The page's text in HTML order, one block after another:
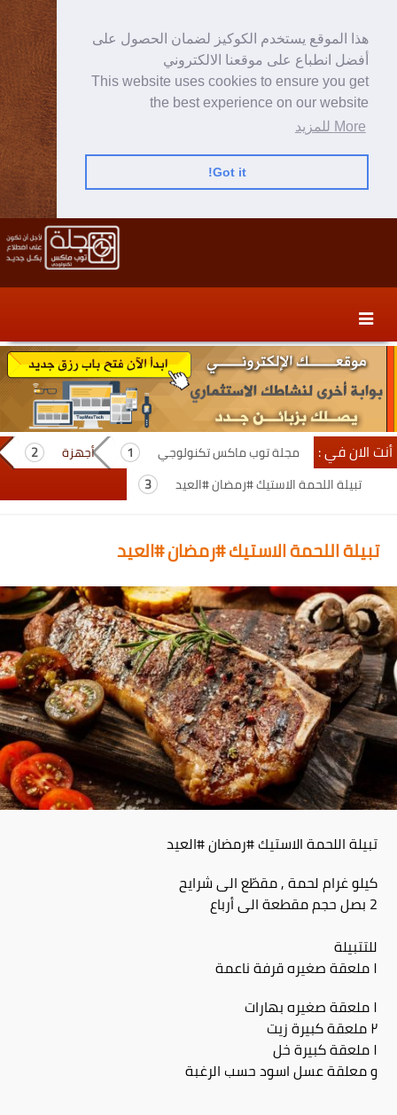
هذا الموقع يستخدم الكوكيز لضمان الحصول على
أفضل انطباع على موقعنا الالكتروني
This website uses cookies to ensure you get
the best experience on our website
More للمزيد
Got it!
content
secondary
content
أنت الان في : مجلة توب ماكس تكنولوجي
أجهزة
تبيلة اللحمة الاستيك #رمضان #العيد
تبيلة اللحمة الاستيك #رمضان #العيد
تبيلة اللحمة الاستيك #رمضان #العيد
كيلو غرام لحمة , مقطّع الى شرايح
2 بصل حجم مقطعة الى أرباع
للتتبيلة
١ ملعقة صغيره قرفة ناعمة
١ ملعقة صغيره بهارات
٢ ملعقة كبيرة زيت
١ ملعقة كبيرة خل
و معلقة عسل اسود حسب الرغبة